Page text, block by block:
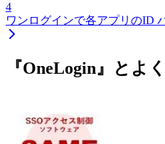
4
ワンログインで各アプリのID
『OneLogin』とよ